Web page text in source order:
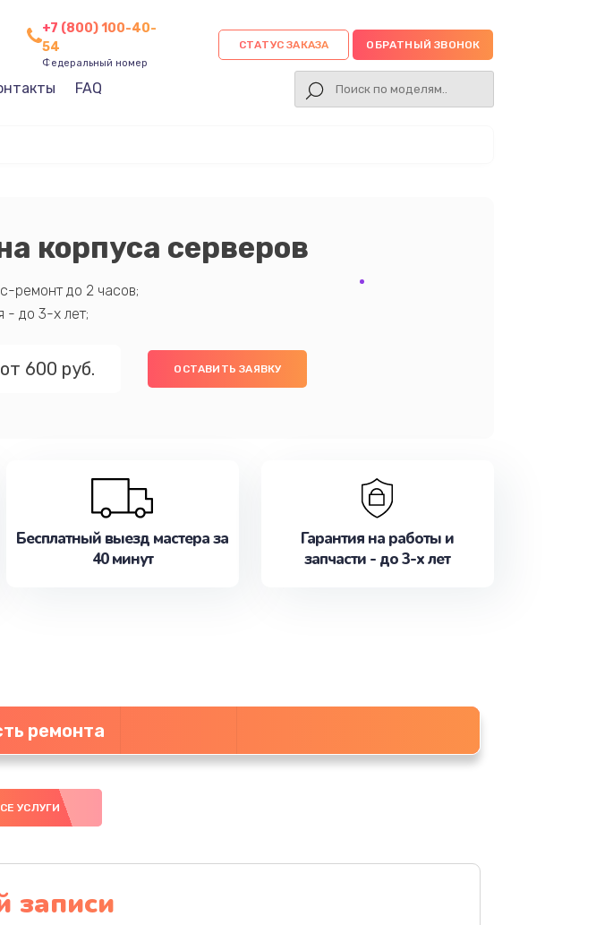
+7 (800) 100-40-
54
Федеральный номер
СТАТУС ЗАКАЗА ОБРАТНЫЙ ЗВОНОК
FAQ
корпуса серверов
ремонт до 2 часов;
- до 3-х лет;
от 600 руб. ОСТАВИТЬ ЗАЯВКУ
Бесплатный выезд мастера за
40 минут
Гарантия на работы и
запчасти - до 3-х лет
ремонта
УСЛУГИ
записи